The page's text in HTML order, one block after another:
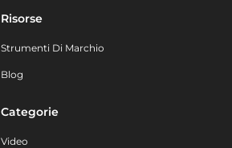
Risorse
Strumenti Di Marchio
Blog
Categorie
Video